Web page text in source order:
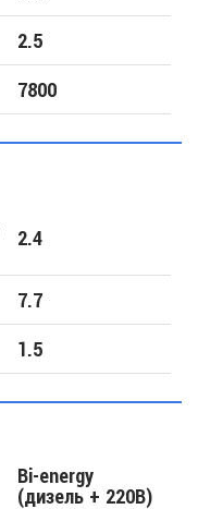
2.5
7800
2.4
7.7
1.5
Bi-energy
(дизель + 220В)